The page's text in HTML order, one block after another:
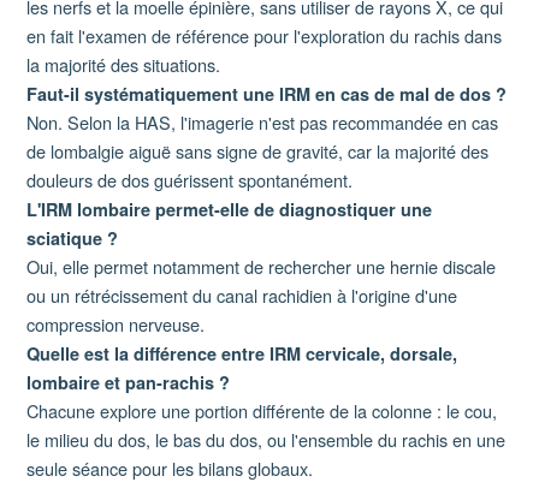
les nerfs et la moelle épinière, sans utiliser de rayons X, ce qui
en fait l'examen de référence pour l'exploration du rachis dans
la majorité des situations.
Faut-il systématiquement une IRM en cas de mal de dos ?
Non. Selon la HAS, l'imagerie n'est pas recommandée en cas
de lombalgie aiguë sans signe de gravité, car la majorité des
douleurs de dos guérissent spontanément.
L'IRM lombaire permet-elle de diagnostiquer une
sciatique ?
Oui, elle permet notamment de rechercher une hernie discale
ou un rétrécissement du canal rachidien à l'origine d'une
compression nerveuse.
Quelle est la différence entre IRM cervicale, dorsale,
lombaire et pan-rachis ?
Chacune explore une portion différente de la colonne : le cou,
le milieu du dos, le bas du dos, ou l'ensemble du rachis en une
seule séance pour les bilans globaux.